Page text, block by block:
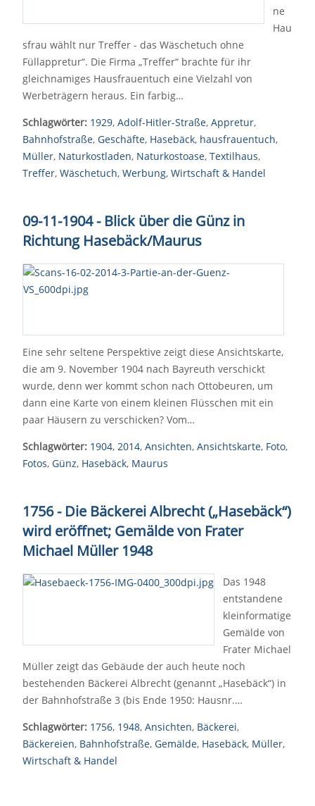
ne
Hau
sfrau wählt nur Treffer - das Wäschetuch ohne
Füllappretur“. Die Firma „Treffer“ brachte für ihr
gleichnamiges Hausfrauentuch eine Vielzahl von
Werbeträgern heraus. Ein farbig…
Schlagwörter: 1929, Adolf-Hitler-Straße, Appretur,
Bahnhofstraße, Geschäfte, Hasebäck, hausfrauentuch,
Müller, Naturkostladen, Naturkostoase, Textilhaus,
Treffer, Wäschetuch, Werbung, Wirtschaft & Handel
09-11-1904 - Blick über die Günz in
Richtung Hasebäck/Maurus
Eine sehr seltene Perspektive zeigt diese Ansichtskarte,
die am 9. November 1904 nach Bayreuth verschickt
wurde, denn wer kommt schon nach Ottobeuren, um
dann eine Karte von einem kleinen Flüsschen mit ein
paar Häusern zu verschicken? Vom…
Schlagwörter: 1904, 2014, Ansichten, Ansichtskarte, Foto,
Fotos, Günz, Hasebäck, Maurus
1756 - Die Bäckerei Albrecht („Hasebäck“)
wird eröffnet; Gemälde von Frater
Michael Müller 1948
Das 1948
entstandene
kleinformatige
Gemälde von
Frater Michael
Müller zeigt das Gebäude der auch heute noch
bestehenden Bäckerei Albrecht (genannt „Hasebäck“) in
der Bahnhofstraße 3 (bis Ende 1950: Hausnr.…
Schlagwörter: 1756, 1948, Ansichten, Bäckerei,
Bäckereien, Bahnhofstraße, Gemälde, Hasebäck, Müller,
Wirtschaft & Handel